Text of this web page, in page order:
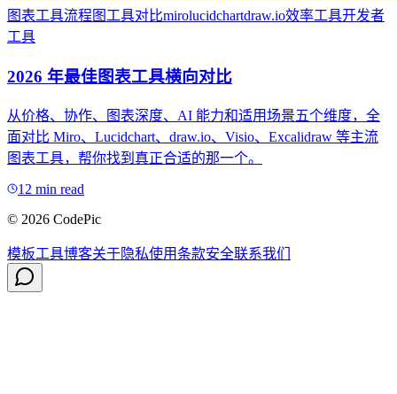
图表工具流程图 工具对比mirolucidchartdraw.io效率工具开发者
工具
2026 年最佳图表工具横向对比
从价格、协作、图表深度、AI 能力和适用场景五个维度，全
面对比 Miro、Lucidchart、draw.io、Visio、Excalidraw 等主流
图表工具，帮你找到真正合适的那一个。
12 min read
© 2026 CodePic
模板工具博客关于隐私使用条款安全联系我们